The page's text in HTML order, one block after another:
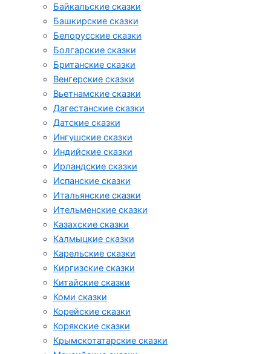
Байкальские сказки
Башкирские сказки
Белорусские сказки
Болгарские сказки
Британские сказки
Венгерские сказки
Вьетнамские сказки
Дагестанские сказки
Датские сказки
Ингушские сказки
Индийские сказки
Ирландские сказки
Испанские сказки
Итальянские сказки
Ительменские сказки
Казахские сказки
Калмыцкие сказки
Карельские сказки
Киргизские сказки
Китайские сказки
Коми сказки
Корейские сказки
Корякские сказки
Крымскотатарские сказки